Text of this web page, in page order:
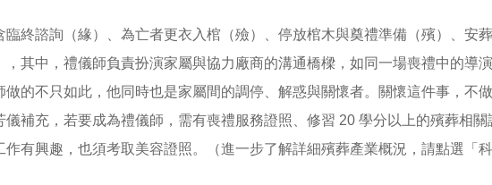
臨終諮詢（緣）、為亡者更衣入棺（殮）、停放棺木與奠禮準備（殯）、安
，其中，禮儀師負責扮演家屬與協力廠商的溝通橋樑，如同一場喪禮中的導
做的不只如此，他同時也是家屬間的調停、解惑與關懷者。關懷這件事，不
儀補充，若要成為禮儀師，需有喪禮服務證照、修習 20 學分以上的殯葬相
作有興趣，也須考取美容證照。（進一步了解詳細殯葬產業概況，請點選「科